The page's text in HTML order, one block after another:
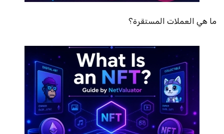
ما هي العملات المستقرة؟